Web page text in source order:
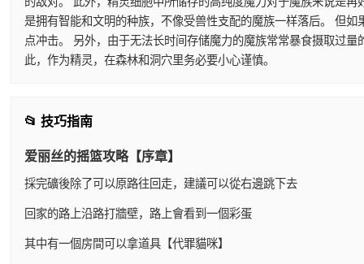
是拥有智能和文明的种族，不像受兽性支配的魔族一样落后。 但
点冲击。 另外，由于无法长时间存储魔力的魔族常常暴食摄取过
此，作为精灵，在森林和洞穴里务必要小心谨慎。
📂 技巧指南
爱丽丝的摇篮攻略【序章】
採完礦後除了可以原路往回走，建議可以從右邊跳下去
回家的路上沿路打牆壁，路上會看到一個彩蛋
其中有一個房間可以拿道具【代罪貓咪】